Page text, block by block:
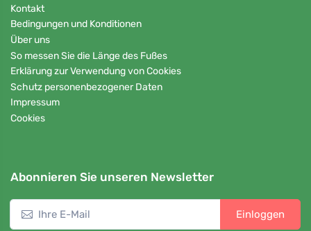
Kontakt
Bedingungen und Konditionen
Über uns
So messen Sie die Länge des Fußes
Erklärung zur Verwendung von Cookies
Schutz personenbezogener Daten
Impressum
Cookies
Abonnieren Sie unseren Newsletter
Einloggen